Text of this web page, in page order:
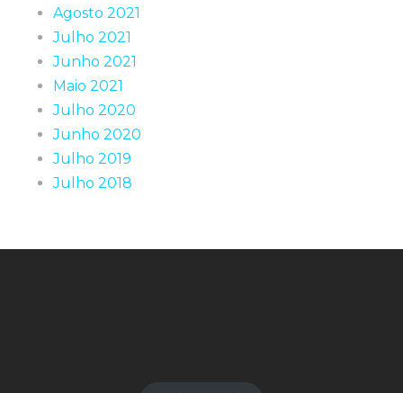
Agosto 2021
Julho 2021
Junho 2021
Maio 2021
Julho 2020
Junho 2020
Julho 2019
Julho 2018